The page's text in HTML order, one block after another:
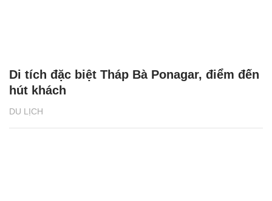
DU LỊCH
Di tích đặc biệt Tháp Bà Ponagar, điểm đến
hút khách